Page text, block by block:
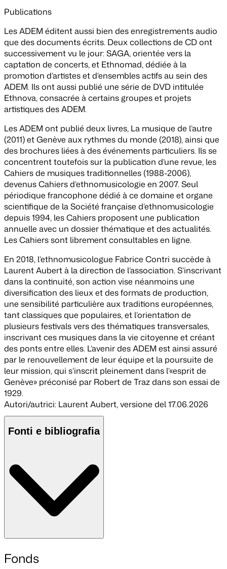
Publications
Les ADEM éditent aussi bien des enregistrements audio
que des documents écrits. Deux collections de CD ont
successivement vu le jour: SAGA, orientée vers la
captation de concerts, et Ethnomad, dédiée à la
promotion d’artistes et d’ensembles actifs au sein des
ADEM. Ils ont aussi publié une série de DVD intitulée
Ethnova, consacrée à certains groupes et projets
artistiques des ADEM.
Les ADEM ont publié deux livres, La musique de l’autre
(2011) etGenève aux rythmes du monde (2018), ainsi que
des brochures liées à des événements particuliers. Ils se
concentrent toutefois sur la publication d’une revue, les
Cahiers de musiques traditionnelles(1988-2006),
devenusCahiers d’ethnomusicologie en 2007. Seul
périodique francophone dédié à ce domaine et organe
scientifique de la Société française d’ethnomusicologie
depuis 1994, lesCahiers proposent une publication
annuelle avec un dossier thématique et des actualités.
LesCahierssont librement consultables en ligne.
En 2018, l’ethnomusicologue Fabrice Contri succède à
Laurent Aubert à la direction de l’association. S’inscrivant
dans la continuité, son action vise néanmoins une
diversification des lieux et des formats de production,
une sensibilité particulière aux traditions européennes,
tant classiques que populaires, et l’orientation de
plusieurs festivals vers des thématiques transversales,
inscrivant ces musiques dans la vie citoyenne et créant
des ponts entre elles. L’avenir des ADEM est ainsi assuré
par le renouvellement de leur équipe et la poursuite de
leur mission, qui s’inscrit pleinement dans l’«esprit de
Genève» préconisé par Robert de Traz dans son essai de
1929.
Autori/autrici: Laurent Aubert,versione del 17.06.2026
Fonti e bibliografia
Fonds